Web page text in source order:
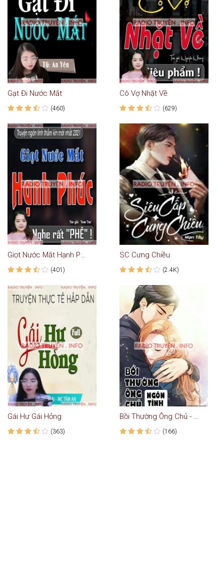
Gạt Đi Nước Mắt
(460)
Cô Vợ Nhặt Về
(629)
Giọt Nước Mắt Hạnh Phúc
(401)
SC Cưng Chiều
(2.4K)
Gái Hư Gái Hỏng
(363)
Bồi Thường Ông Chủ - Truyện Ngôn Tình
(166)